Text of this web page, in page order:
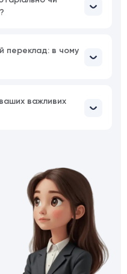
переклад: в чому
важливих